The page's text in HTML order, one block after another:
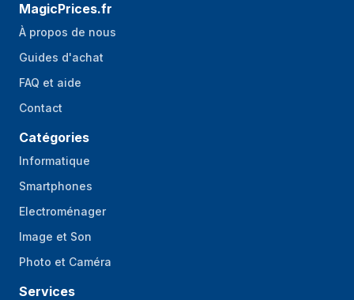
MagicPrices.fr
À propos de nous
Guides d'achat
FAQ et aide
Contact
Catégories
Informatique
Smartphones
Electroménager
Image et Son
Photo et Caméra
Services